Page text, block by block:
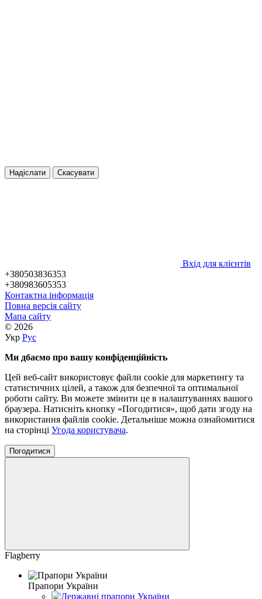
Надіслати Скасувати
Вхід для клієнтів
+380503836353
+380983605353
Контактна інформація
Повна версія сайту
Мапа сайту
© 2026
Укр Рус
Ми дбаємо про вашу конфіденційність
Цей веб-сайт використовує файли cookie для маркетингу та
статистичних цілей, а також для безпечної та оптимальної
роботи сайту. Ви можете змінити це в налаштуваннях вашого
браузера. Натисніть кнопку «Погодитися», щоб дати згоду на
використання файлів cookie. Детальніше можна ознайомитися
на сторінці Угода користувача.
Погодитися
Flagberry
Прапори України